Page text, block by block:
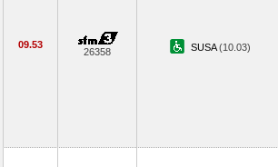
09.53
26358 SUSA(10.03)